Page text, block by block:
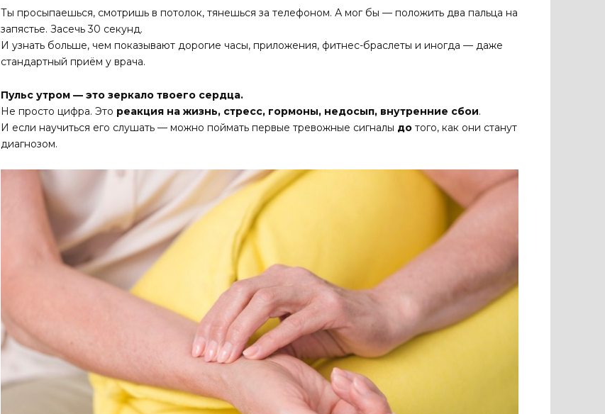
Ты просыпаешься, смотришь в потолок, тянешься за телефоном. А мог бы — положить два пальца на
запястье. Засечь 30 секунд.
И узнать больше, чем показывают дорогие часы, приложения, фитнес-браслеты и иногда — даже
стандартный приём у врача.
Пульс утром — это зеркало твоего сердца.
Не просто цифра. Это реакция на жизнь, стресс, гормоны, недосып, внутренние сбои.
И если научиться его слушать — можно поймать первые тревожные сигналы до того, как они станут
диагнозом.